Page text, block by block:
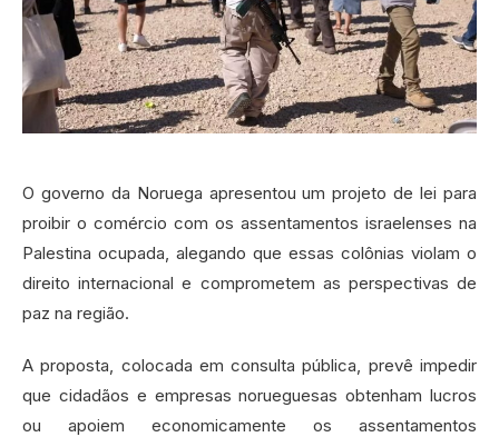
O governo da Noruega apresentou um projeto de lei para
proibir o comércio com os assentamentos israelenses na
Palestina ocupada, alegando que essas colônias violam o
direito internacional e comprometem as perspectivas de
paz na região.
A proposta, colocada em consulta pública, prevê impedir
que cidadãos e empresas norueguesas obtenham lucros
ou apoiem economicamente os assentamentos